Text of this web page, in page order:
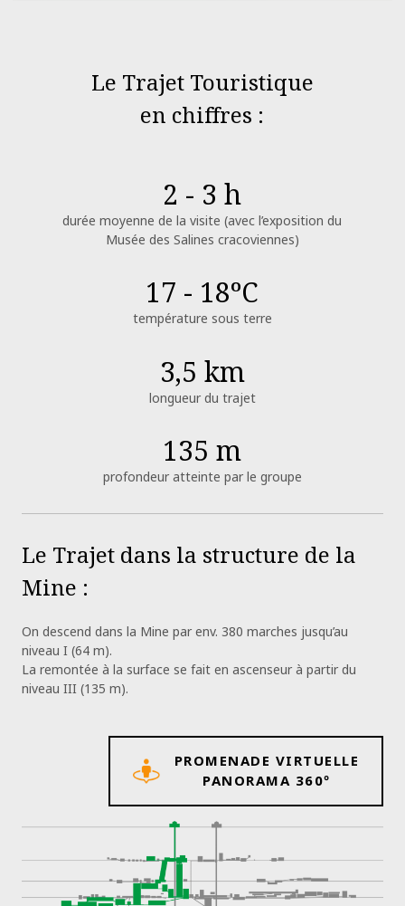
Le Trajet Touristique
en chiffres :
2 - 3 h
durée moyenne de la visite (avec l’exposition du
Musée des Salines cracoviennes)
17 - 18ºC
température sous terre
3,5 km
longueur du trajet
135 m
profondeur atteinte par le groupe
Le Trajet dans la structure de la
Mine :
On descend dans la Mine par env. 380 marches jusqu’au
niveau I (64 m).
La remontée à la surface se fait en ascenseur à partir du
niveau III (135 m).
PROMENADE VIRTUELLE
PANORAMA 360º